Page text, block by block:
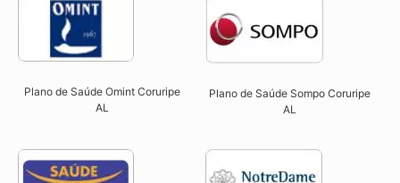
Plano de Saúde Omint Coruripe
AL​
Plano de Saúde Sompo Coruripe
AL​